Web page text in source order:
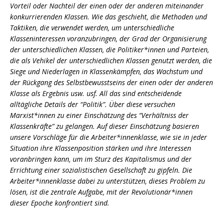
Vorteil oder Nachteil der einen oder der anderen miteinander
konkurrierenden Klassen. Wie das geschieht, die Methoden und
Taktiken, die verwendet werden, um unterschiedliche
Klasseninteressen voranzubringen, der Grad der Organisierung
der unterschiedlichen Klassen, die Politiker*innen und Parteien,
die als Vehikel der unterschiedlichen Klassen genutzt werden, die
Siege und Niederlagen in Klassenkämpfen, das Wachstum und
der Rückgang des Selbstbewusstseins der einen oder der anderen
Klasse als Ergebnis usw. usf. All das sind entscheidende
alltägliche Details der “Politik”. Über diese versuchen
Marxist*innen zu einer Einschätzung des “Verhältniss der
Klassenkräfte” zu gelangen. Auf dieser Einschätzung basieren
unsere Vorschläge für die Arbeiter*innenklasse, wie sie in jeder
Situation ihre Klassenposition stärken und ihre Interessen
voranbringen kann, um im Sturz des Kapitalismus und der
Errichtung einer sozialistischen Gesellschaft zu gipfeln. Die
Arbeiter*innenklasse dabei zu unterstützen, dieses Problem zu
lösen, ist die zentrale Aufgabe, mit der Revolutionär*innen
dieser Epoche konfrontiert sind.